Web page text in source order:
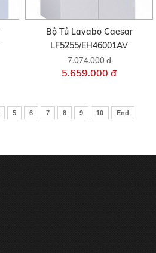
Bộ Tủ Lavabo Caesar
LF5255/EH46001AV
7.074.000 đ
5.659.000 đ
5 6 7 8 9 10 End